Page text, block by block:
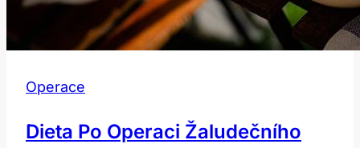
Operace
Dieta Po Operaci Žaludečního